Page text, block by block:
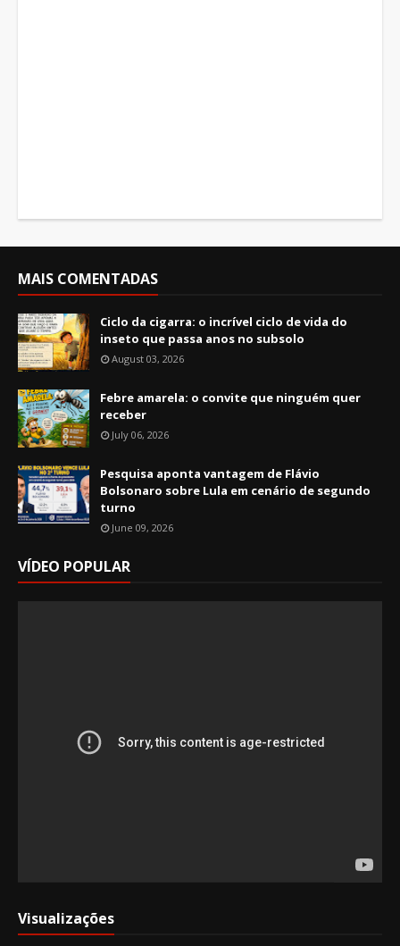
MAIS COMENTADAS
Ciclo da cigarra: o incrível ciclo de vida do
inseto que passa anos no subsolo
August 03, 2026
Febre amarela: o convite que ninguém quer
receber
July 06, 2026
Pesquisa aponta vantagem de Flávio
Bolsonaro sobre Lula em cenário de segundo
turno
June 09, 2026
VÍDEO POPULAR
Visualizações